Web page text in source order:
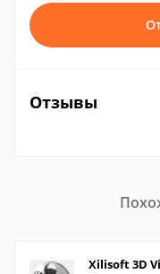
Отзывы
Xilisoft 3D